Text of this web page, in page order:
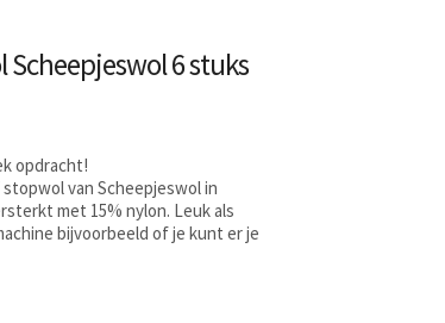
6 stuks
opdracht!
van Scheepjeswol in
met 15% nylon. Leuk als
bijvoorbeeld of je kunt er je